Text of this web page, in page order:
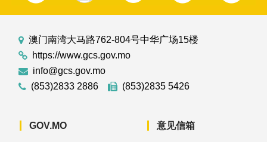
澳门南湾大马路762-804号中华广场15楼
https://www.gcs.gov.mo
info@gcs.gov.mo
(853)2833 2886
(853)2835 5426
GOV.MO 意见信箱